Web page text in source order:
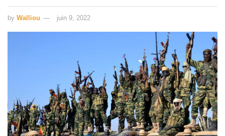
by Walliou juin 9, 2022